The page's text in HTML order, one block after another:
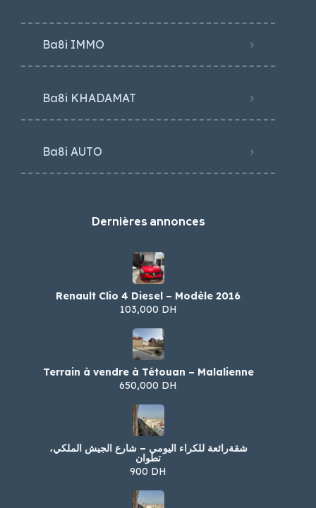
Ba8i IMMO
Ba8i KHADAMAT
Ba8i AUTO
Dernières annonces
Renault Clio 4 Diesel – Modèle 2016
103,000 DH
Terrain à vendre à Tétouan – Malalienne
650,000 DH
شقةرائعة للكراء اليومي – شارع الجيش الملكي،
تطوان
900 DH